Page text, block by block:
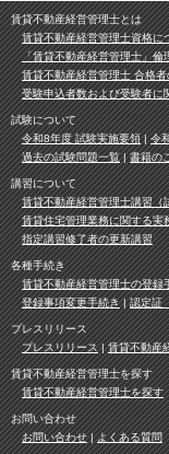
賃貸不動産経営管理士とは
賃貸不動産経営管理士資格に
「賃貸不動産経営管理士」倫
賃貸不動産経営管理士 合格者
受験申込者数および受験者に
試験について
令和8年度 試験実施要領
令
過去の試験問題一覧
書籍の
講習について
賃貸不動産経営管理士講習（
賃貸住宅管理業務に関する実
指定講習修了者の更新講習
各種手続き
賃貸不動産経営管理士の登録
登録事項変更手続き
認定証
プレスリリース
プレスリリース
賃貸不動産
賃貸不動産経営管理士を探す
賃貸不動産経営管理士を探す
お問い合わせ
お問い合わせ
よくある質問